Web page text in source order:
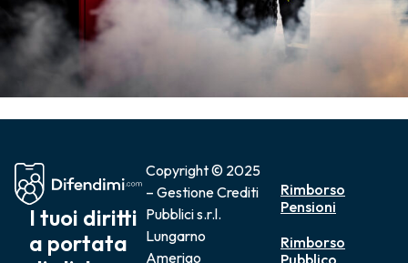
I tuoi diritti
a portata
Copyright © 2025
– Gestione Crediti
Pubblici s.r.l.
Lungarno
Amerigo
Rimborso
Pensioni
Rimborso
Pubblico